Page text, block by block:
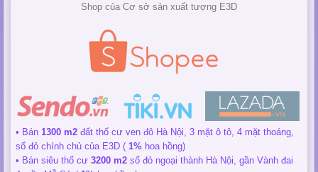
Shop của Cơ sở sản xuất tượng E3D
• Bán 1300 m2 đất thổ cư ven đô Hà Nội, 3 mặt ô tô, 4 mặt thoáng,
sổ đỏ chính chủ của E3D ( 1% hoa hồng)
• Bán siêu thổ cư 3200 m2 sổ đỏ ngoại thành Hà Nội, gần Vành đai